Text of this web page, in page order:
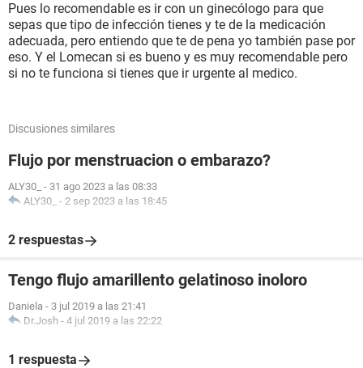
Pues lo recomendable es ir con un ginecólogo para que
sepas que tipo de infección tienes y te de la medicación
adecuada, pero entiendo que te de pena yo también pase por
eso. Y el Lomecan si es bueno y es muy recomendable pero
si no te funciona si tienes que ir urgente al medico.
Discusiones similares
Flujo por menstruacion o embarazo?
ALY30_ - 31 ago 2023 a las 08:33
ALY30_ - 2 sep 2023 a las 18:45
2 respuestas
Tengo flujo amarillento gelatinoso inoloro
Daniela - 3 jul 2019 a las 21:41
Dr.Josh - 4 jul 2019 a las 22:22
1 respuesta